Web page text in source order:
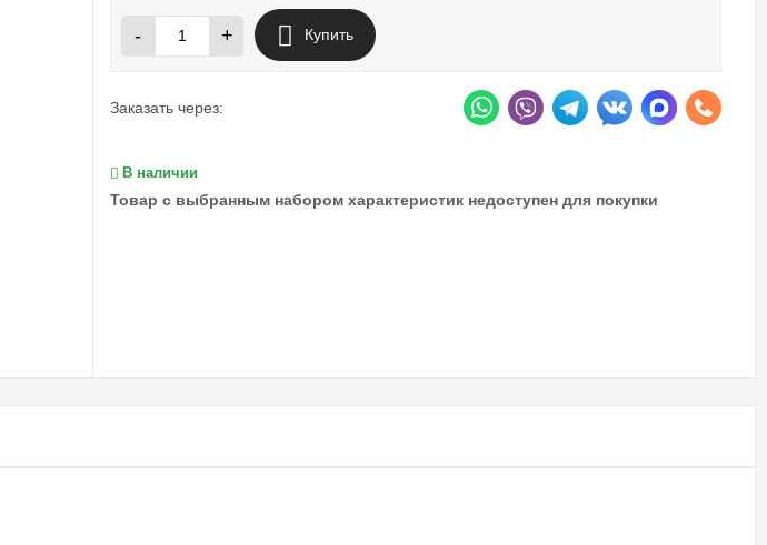
- + Купить
Заказать через:
В наличии
Товар с выбранным набором характеристик недоступен для покупки